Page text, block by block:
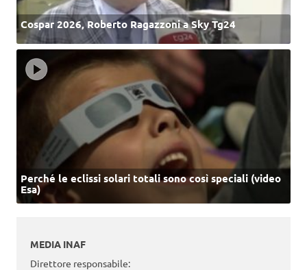
Cospar 2026, Roberto Ragazzoni a Sky Tg24
Perché le eclissi solari totali sono così speciali (video
Esa)
MEDIA INAF
Direttore responsabile: